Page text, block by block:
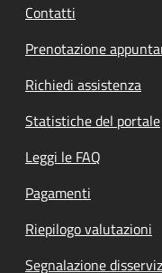
Contatti
Prenotazione
Richiedi assistenza
Statistiche del portale
Leggi le FAQ
Pagamenti
Riepilogo valutazioni
Segnalazione